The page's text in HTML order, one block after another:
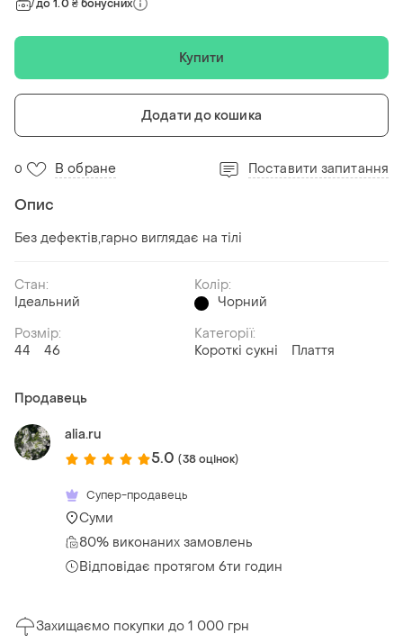
до 1.0 ₴ бонусних
Купити
Додати до кошика
0 В обране Поставити запитання
Опис
Без дефектів,гарно виглядає на тілі
Стан:
Ідеальний
Колір:
Чорний
Розмір:
44
46
Категорії:
Короткі сукні
Плаття
Продавець
alia.ru
5.0 (38 оцінок)
Супер-продавець
Суми
80% виконаних замовлень
Відповідає протягом 6ти годин
Захищаємо покупки до 1 000 грн